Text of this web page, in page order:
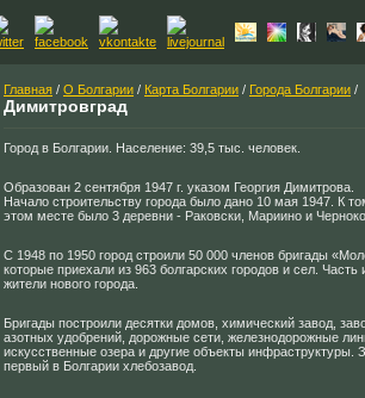
Главная / О Болгарии / Карта Болгарии / Города Болгарии /
Димитровград
Город в Болгарии. Население: 39,5 тыс. человек.
Образован 2 сентября 1947 г. указом Георгия Димитрова.
Начало строительству города было дано 10 мая 1947. К
этом месте было 3 деревни - Раковски, Мариино и
С 1948 по 1950 город строили 50 000 членов бригады
которые приехали из 963 болгарских городов и сел. Часть
жители нового города.
Бригады построили десятки домов, химический завод,
азотных удобрений, дорожные сети, железнодорожные
искусственные озера и другие объекты инфраструктуры.
первый в Болгарии хлебозавод.